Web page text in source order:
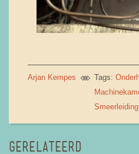
Arjan Kempes Tags:
GERELATEERD